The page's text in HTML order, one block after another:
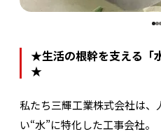
★生活の根幹を支える「
★
私たち三輝工業株式会社は、
い“水”に特化した工事会社。